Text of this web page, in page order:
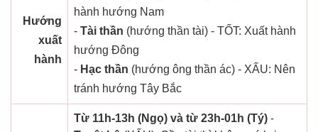
Hướng
xuất
hành
hành hướng Nam
- Tài thần (hướng thần tài) - TỐT: Xuất hành
hướng Đông
- Hạc thần (hướng ông thần ác) - XẤU: Nên
tránh hướng Tây Bắc
Từ 11h-13h (Ngọ) và từ 23h-01h (Tý) -